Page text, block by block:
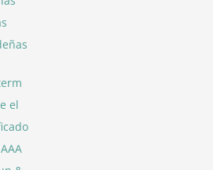
el